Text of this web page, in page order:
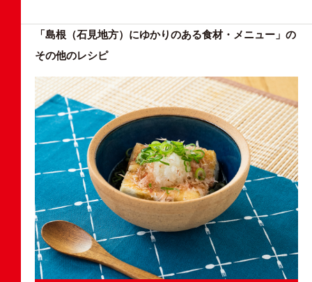
「島根（石見地方）にゆかりのある食材・メニュー」の
その他のレシピ